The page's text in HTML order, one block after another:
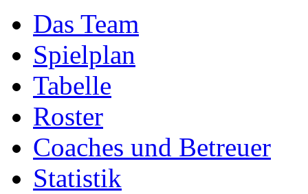
Das Team
Spielplan
Tabelle
Roster
Coaches und Betreuer
Statistik